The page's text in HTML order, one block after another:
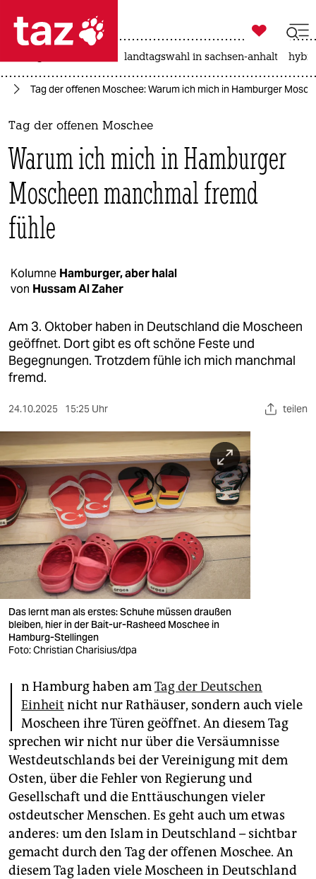
 taz zahl ich
taz zahl ich
themen
politik
öko
gesellschaft
sport
berlin
nord
wahrheit
verlag
verlag
veranstaltungen
shop
fragen & hilfe
unterstützen
abo
genossenschaft
epaper login

taz zahl ich
landtagswahl in sachsen-anhalt
Tag der offenen Moschee: Warum ich mich in Hamburger
Tag der offenen Moschee
Warum ich mich in Hamburger
Moscheen manchmal fremd
fühle
Kolumne Hamburger, aber halal
von Hussam Al Zaher
Am 3. Oktober haben in Deutschland die Moscheen
geöffnet. Dort gibt es oft schöne Feste und
Begegnungen. Trotzdem fühle ich mich manchmal
fremd.
24.10.2025 15:25 Uhr teilen
Das lernt man als erstes: Schuhe müssen draußen
bleiben, hier in der Bait-ur-Rasheed Moschee in
Hamburg-Stellingen
Foto: Christian Charisius/dpa
I n Hamburg haben amTag der Deutschen
Einheit nicht nur Rathäuser, sondern auch viele
Moscheen ihre Türen geöffnet. An diesem Tag
sprechen wir nicht nur über die Versäumnisse
Westdeutschlands bei der Vereinigung mit dem
Osten, über die Fehler von Regierung und
Gesellschaft und die Enttäuschungen vieler
ostdeutscher Menschen. Es geht auch um etwas
anderes: um den Islam in Deutschland – sichtbar
gemacht durch den Tag der offenen Moschee. An
diesem Tag laden viele Moscheen in Deutschland